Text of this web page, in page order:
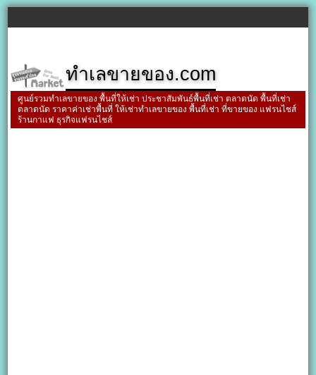
ทำเลขายของ.com
ศูนย์รวมทำเลขายของ พื้นที่ให้เช่า ประชาสัมพันธ์พื้นที่เช่า ตลาดนัด พื้นที่เช่า
ตลาดนัด ราคาค่าเช่าพื้นที่ ให้เช่าทำเลขายของ พื้นที่เช่า ที่ขายของ แฟรนไชส์
ร้านกาแฟ ธุรกิจแฟรนไชส์